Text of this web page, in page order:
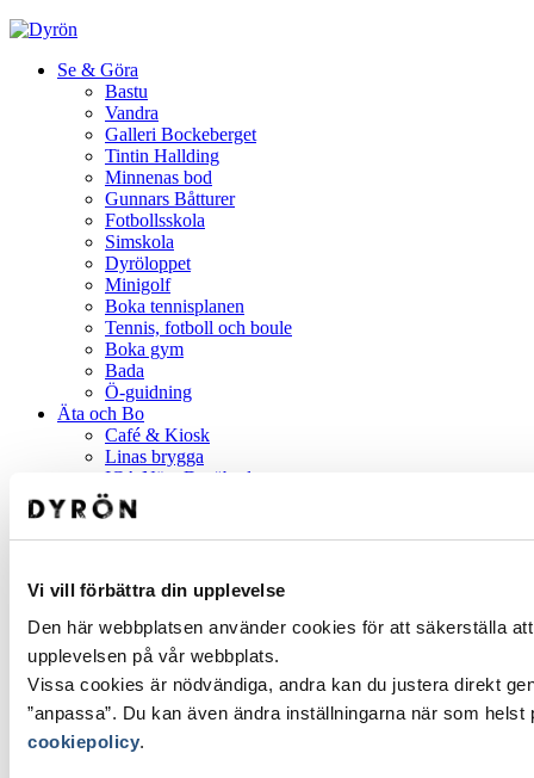
Vi vill förbättra din upplevelse
Den här webbplatsen använder cookies för att säkerställa
upplevelsen på vår webbplats.
Vissa cookies är nödvändiga, andra kan du justera direkt
”anpassa”. Du kan även ändra inställningarna när som helst
cookiepolicy.
Se & Göra
Bastu
Vandra
Galleri Bockeberget
Tintin Hallding
Minnenas bod
Gunnars Båtturer
Fotbollsskola
Simskola
Dyröloppet
Minigolf
Boka tennisplanen
Tennis, fotboll och boule
Boka gym
Bada
Ö-guidning
Äta och Bo
Café & Kiosk
Linas brygga
ICA Nära Dyröboden
Konferens
Hamnar
Nordhamnen
Boka bastu
dyrön_västervägen5_IMG_0104
21 maj, 2021 14:16